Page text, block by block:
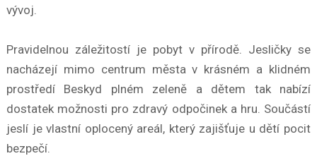
vývoj.
Pravidelnou záležitostí je pobyt v přírodě. Jesličky se
nacházejí mimo centrum města v krásném a klidném
prostředí Beskyd plném zeleně a dětem tak nabízí
dostatek možnosti pro zdravý odpočinek a hru. Součástí
jeslí je vlastní oplocený areál, který zajišťuje u dětí pocit
bezpečí.